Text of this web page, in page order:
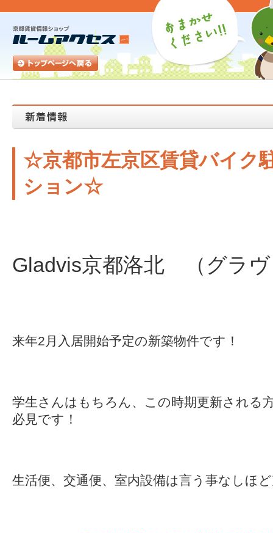
☆京都市左京区賃貸バイク
ション☆
Gladvis京都洛北 （グラヴ
来年2月入居開始予定の新築物件です！
学生さんはもちろん、この時期更新される
必見です！
生活便、交通便、室内設備は言う事なしほ